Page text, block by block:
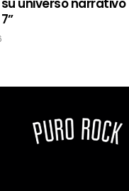
universo narrativo